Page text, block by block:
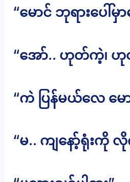
“မောင် ဘုရားပေါ်မှာ
“အော်.. ဟုတ်ကဲ့၊
“ကဲ ပြန်မယ်လေ မေ
“မ.. ကျနော့်ရုံးကို